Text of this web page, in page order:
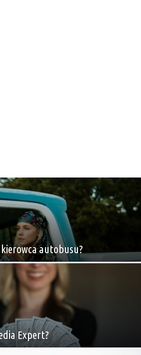
autobusu?
Expert?